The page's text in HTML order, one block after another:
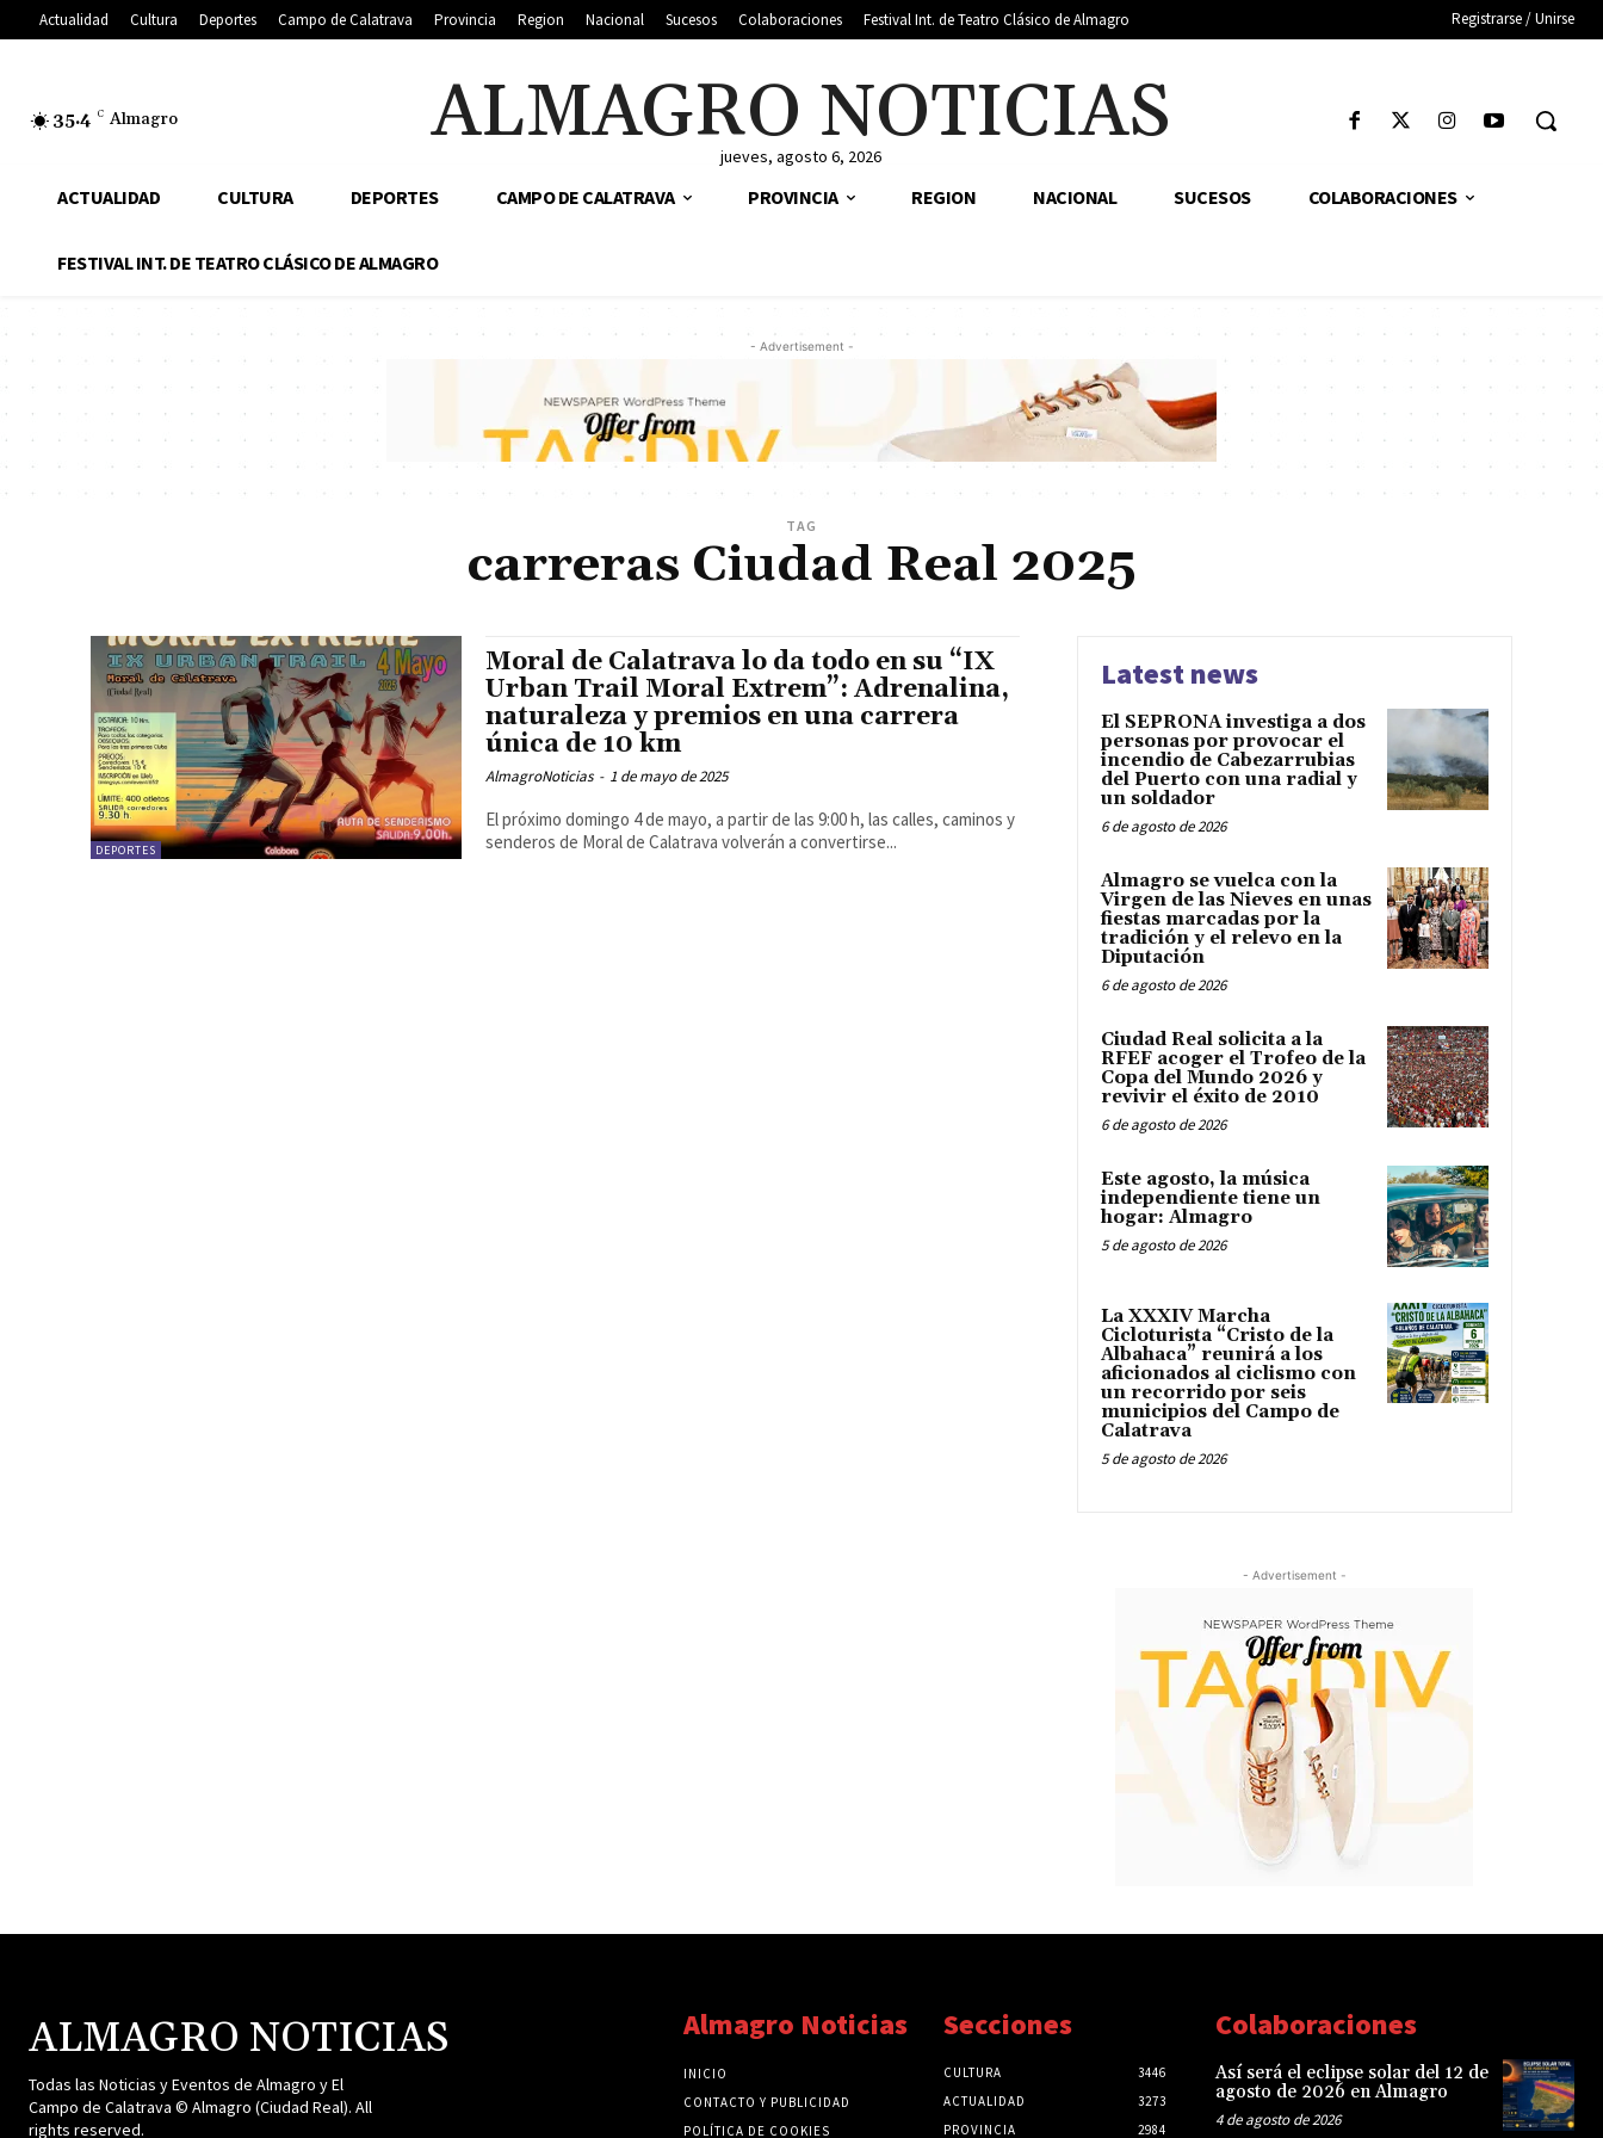
Actualidad Cultura Deportes Campo de Calatrava Provincia Region Nacional Sucesos Colaboraciones Festival Int. de Teatro Clásico de Almagro Registrarse / Unirse
35.4 C Almagro ALMAGRO NOTICIAS
jueves, agosto 6, 2026
ACTUALIDAD CULTURA DEPORTES CAMPO DE CALATRAVA PROVINCIA REGION NACIONAL SUCESOS COLABORACIONES
FESTIVAL INT. DE TEATRO CLÁSICO DE ALMAGRO
- Advertisement -
TAG
carreras Ciudad Real 2025
DEPORTES
Moral de Calatrava lo da todo en su “IX
Urban Trail Moral Extrem”: Adrenalina,
naturaleza y premios en una carrera
única de 10 km
AlmagroNoticias - 1 de mayo de 2025
El próximo domingo 4 de mayo, a partir de las 9:00 h, las calles, caminos y
senderos de Moral de Calatrava volverán a convertirse...
Latest news
El SEPRONA investiga a dos
personas por provocar el
incendio de Cabezarrubias
del Puerto con una radial y
un soldador
6 de agosto de 2026
Almagro se vuelca con la
Virgen de las Nieves en unas
fiestas marcadas por la
tradición y el relevo en la
Diputación
6 de agosto de 2026
Ciudad Real solicita a la
RFEF acoger el Trofeo de la
Copa del Mundo 2026 y
revivir el éxito de 2010
6 de agosto de 2026
Este agosto, la música
independiente tiene un
hogar: Almagro
5 de agosto de 2026
La XXXIV Marcha
Cicloturista “Cristo de la
Albahaca” reunirá a los
aficionados al ciclismo con
un recorrido por seis
municipios del Campo de
Calatrava
5 de agosto de 2026
- Advertisement -
ALMAGRO NOTICIAS
Todas las Noticias y Eventos de Almagro y El
Campo de Calatrava © Almagro (Ciudad Real). All
rights reserved.
Almagro Noticias
INICIO
CONTACTO Y PUBLICIDAD
POLÍTICA DE COOKIES
Secciones
CULTURA
3446
ACTUALIDAD
3273
PROVINCIA
2984
Colaboraciones
Así será el eclipse solar del 12 de
agosto de 2026 en Almagro
4 de agosto de 2026